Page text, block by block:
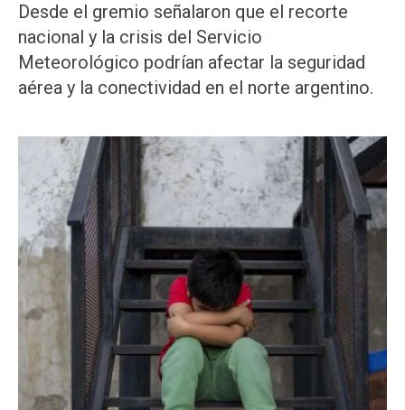
Desde el gremio señalaron que el recorte
nacional y la crisis del Servicio
Meteorológico podrían afectar la seguridad
aérea y la conectividad en el norte argentino.